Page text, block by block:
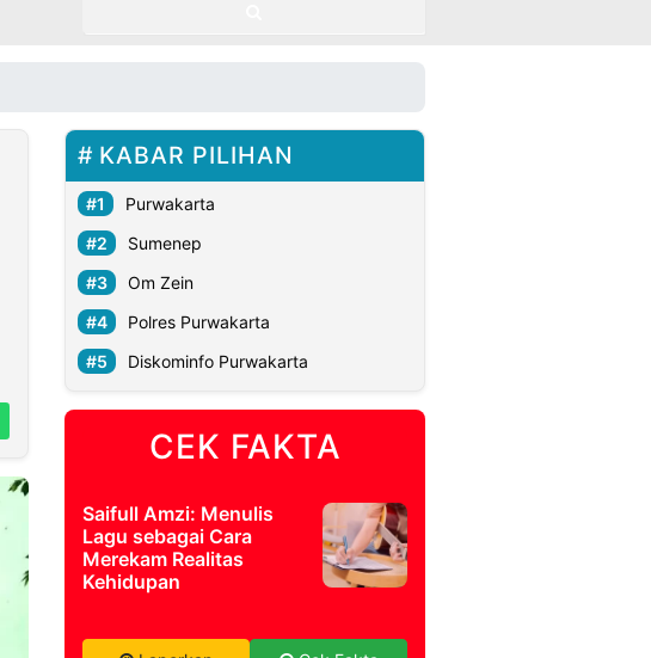
KABAR PILIHAN
Purwakarta
Sumenep
Om Zein
Polres Purwakarta
Diskominfo Purwakarta
CEK FAKTA
Saifull Amzi: Menulis
Lagu sebagai Cara
Merekam Realitas
Kehidupan